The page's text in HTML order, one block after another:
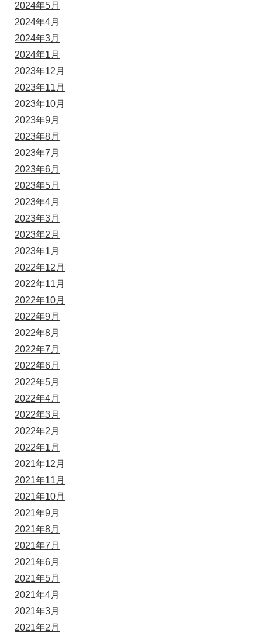
2024年5月
2024年4月
2024年3月
2024年1月
2023年12月
2023年11月
2023年10月
2023年9月
2023年8月
2023年7月
2023年6月
2023年5月
2023年4月
2023年3月
2023年2月
2023年1月
2022年12月
2022年11月
2022年10月
2022年9月
2022年8月
2022年7月
2022年6月
2022年5月
2022年4月
2022年3月
2022年2月
2022年1月
2021年12月
2021年11月
2021年10月
2021年9月
2021年8月
2021年7月
2021年6月
2021年5月
2021年4月
2021年3月
2021年2月